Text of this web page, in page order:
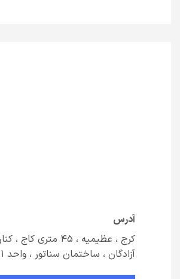
آدرس
کرج ، عظیمیه ، 45 متری
آزادگان ، ساختمان سناتور ، واحد 201